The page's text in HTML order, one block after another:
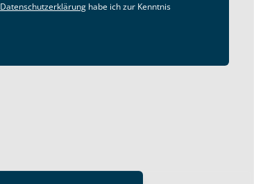
Datenschutzerklärung habe ich zur Kenntnis